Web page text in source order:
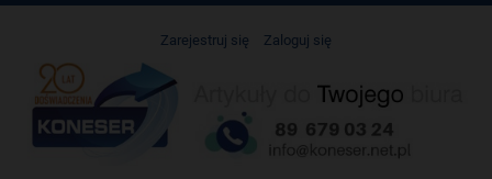
Zarejestruj się Zaloguj się